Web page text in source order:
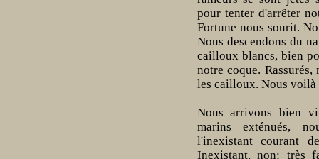
pour tenter d'arrêter
Fortune nous sourit.
Nous descendons du
cailloux blancs, bien
notre coque.
les cailloux. Nous voilà
Nous arrivons bien
marins exténués,
l'inexistant courant
Inexistant, non; très